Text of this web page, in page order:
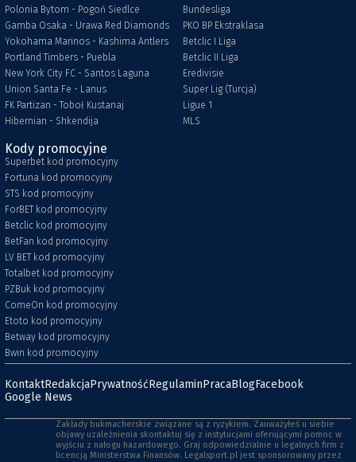
Polonia Bytom - Pogoń Siedlce
Gamba Osaka - Urawa Red Diamonds
Yokohama Marinos - Kashima Antlers
Portland Timbers - Puebla
New York City FC - Santos Laguna
Union Santa Fe - Lanus
FK Partizan - Toboł Kustanaj
Hibernian - Shkendija
Bundesliga
PKO BP Ekstraklasa
Betclic I Liga
Betclic II Liga
Eredivisie
Super Lig (Turcja)
Ligue 1
MLS
Kody promocyjne
Superbet kod promocyjny
Fortuna kod promocyjny
STS kod promocyjny
ForBET kod promocyjny
Betclic kod promocyjny
BetFan kod promocyjny
LV BET kod promocyjny
Totalbet kod promocyjny
PZBuk kod promocyjny
ComeOn kod promocyjny
Etoto kod promocyjny
Betway kod promocyjny
Bwin kod promocyjny
KontaktRedakcjaPrywatnośćRegulaminPracaBlogFacebook
Google News
Zakłady bukmacherskie związane są z ryzykiem. Zauważyłeś u siebie
objawy uzależnienia skontaktuj się z instytucjami oferującymi pomoc w
wyjściu z nałogu hazardowego. Graj odpowiedzialnie u legalnych firm z
licencją Ministerstwa Finansów. Legalsport.pl jest sponsorowany przez